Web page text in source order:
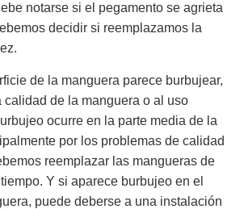
notarse si el pegamento se agrieta
decidir si reemplazamos la
de la manguera parece burbujear,
calidad de la manguera o al uso
ocurre en la parte media de la
por los problemas de calidad
reemplazar las mangueras de
Y si aparece burbujeoen el
puede deberse a una instalación